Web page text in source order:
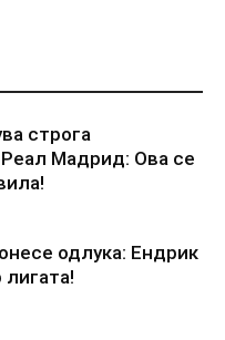
строга
Мадрид: Ова се
одлука: Ендрик